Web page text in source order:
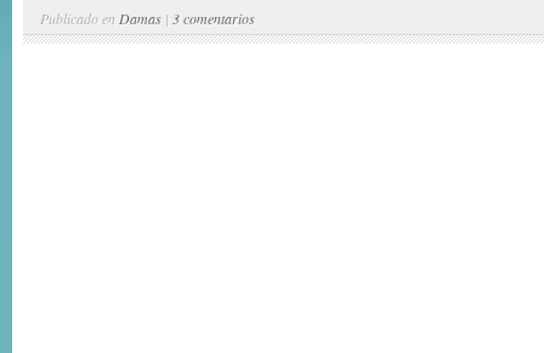
Publicado en Damas | 3 comentarios